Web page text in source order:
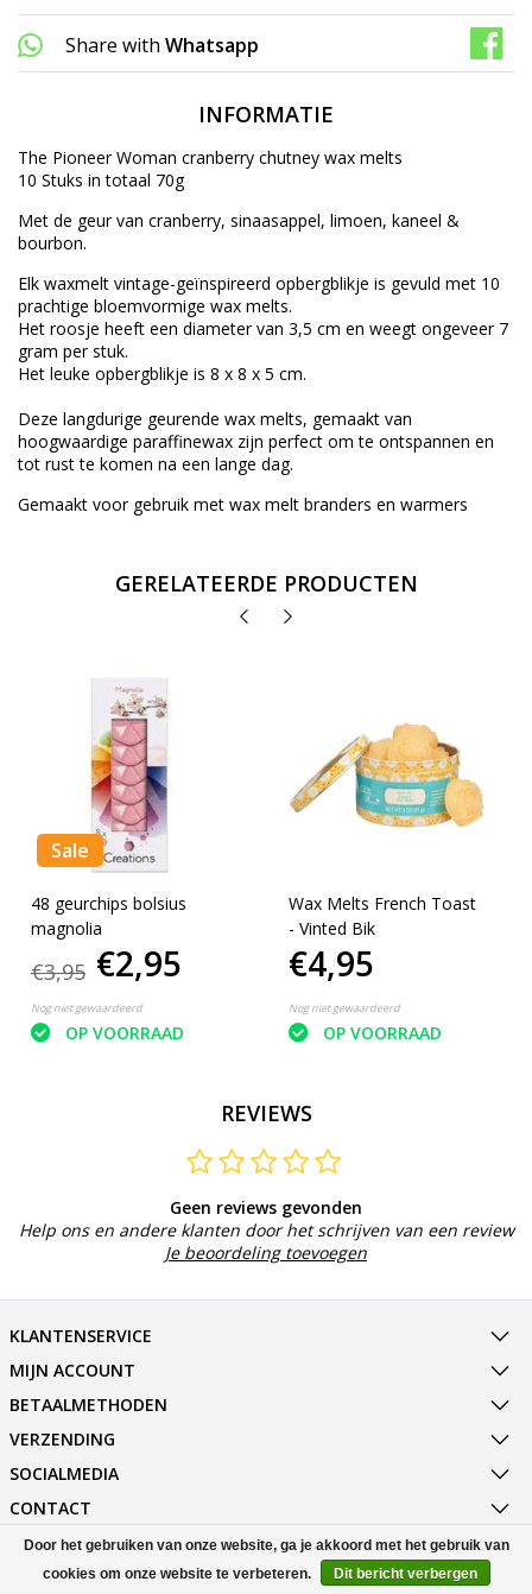
Share with Whatsapp
INFORMATIE
The Pioneer Woman cranberry chutney wax melts
10 Stuks in totaal 70g
Met de geur van cranberry, sinaasappel, limoen, kaneel &
bourbon.
Elk waxmelt vintage-geïnspireerd opbergblikje is gevuld met 10
prachtige bloemvormige wax melts.
Het roosje heeft een diameter van 3,5 cm en weegt ongeveer 7
gram per stuk.
Het leuke opbergblikje is 8 x 8 x 5 cm.
Deze langdurige geurende wax melts, gemaakt van
hoogwaardige paraffinewax zijn perfect om te ontspannen en
tot rust te komen na een lange dag.
Gemaakt voor gebruik met wax melt branders en warmers
GERELATEERDE PRODUCTEN
Sale
48 geurchips bolsius
magnolia
€3,95 €2,95
Nog niet gewaardeerd
OP VOORRAAD
Wax Melts French Toast
- Vinted Bik
€4,95
Nog niet gewaardeerd
OP VOORRAAD
REVIEWS
Geen reviews gevonden
Help ons en andere klanten door het schrijven van een review
Je beoordeling toevoegen
KLANTENSERVICE
MIJN ACCOUNT
BETAALMETHODEN
VERZENDING
SOCIALMEDIA
CONTACT
© Copyright 2026 Best Deals Online BV Powered byLightspeed
Door het gebruiken van onze website, ga je akkoord met het gebruik van
cookies om onze website te verbeteren.
Dit bericht verbergen